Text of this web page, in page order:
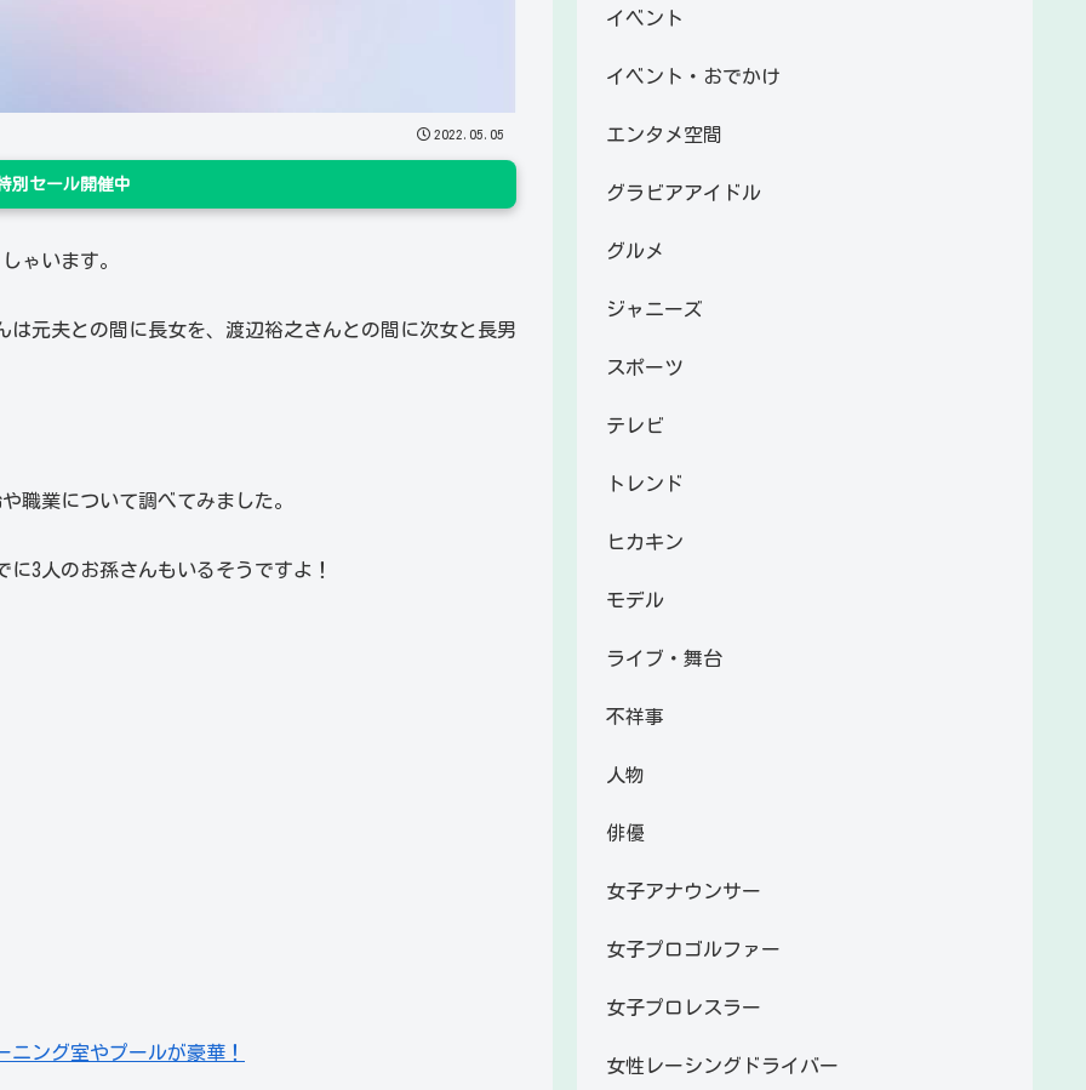
2022.05.05
別セール開催中
ゃいます。
元夫との間に長女を、渡辺裕之さんとの間に次女と長男
職業について調べてみました。
3人のお孫さんもいるそうですよ！
ング室やプールが豪華！
イベント
イベント・おでかけ
エンタメ空間
グラビアアイドル
グルメ
ジャニーズ
スポーツ
テレビ
トレンド
ヒカキン
モデル
ライブ・舞台
不祥事
人物
俳優
女子アナウンサー
女子プロゴルファー
女子プロレスラー
女性レーシングドライバー